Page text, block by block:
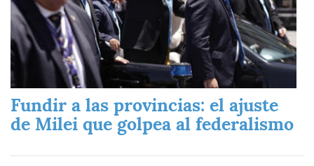
Fundir a las provincias: el ajuste
de Milei que golpea al federalismo